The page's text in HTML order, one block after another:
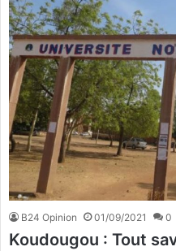
B24 Opinion 01/09/2021 0
Koudougou : Tout